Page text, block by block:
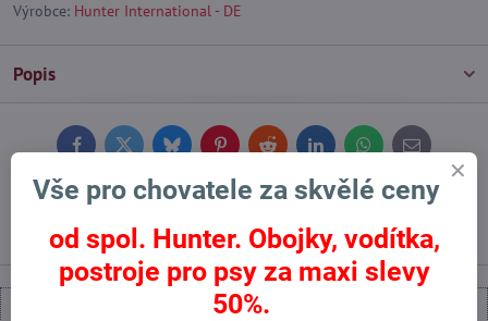
Výrobce: Hunter International - DE
Popis
FacebookTwitterBlueskyPinterestReddit LinkedInWhatsApp
E-
Předchozí produkt Následující produkt
Vše pro chovatele za skvělé ceny
od spol. Hunter. Obojky, vodítka,
postroje pro psy za maxi slevy
50%.